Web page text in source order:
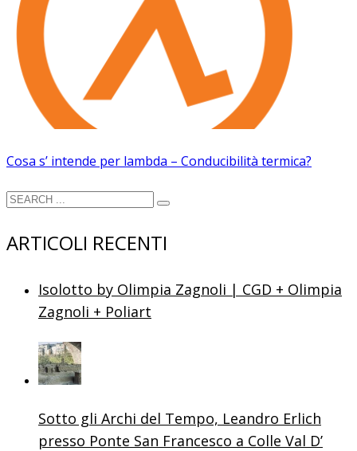
Cosa s’ intende per lambda – Conducibilità termica?
ARTICOLI RECENTI
Isolotto by Olimpia Zagnoli | CGD + Olimpia
Zagnoli + Poliart
Sotto gli Archi del Tempo, Leandro Erlich
presso Ponte San Francesco a Colle Val D’